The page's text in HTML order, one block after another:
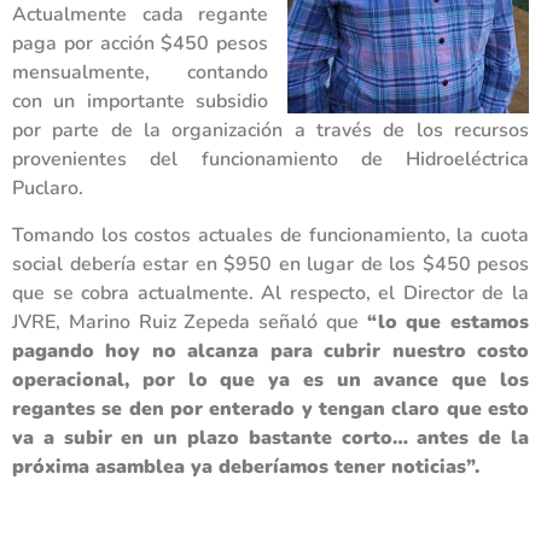
Actualmente cada regante
paga por acción $450 pesos
mensualmente, contando
con un importante subsidio
por parte de la organización a través de los recursos
provenientes del funcionamiento de Hidroeléctrica
Puclaro.
Tomando los costos actuales de funcionamiento, la cuota
social debería estar en $950 en lugar de los $450 pesos
que se cobra actualmente. Al respecto, el Director de la
JVRE, Marino Ruiz Zepeda señaló que “lo que estamos
pagando hoy no alcanza para cubrir nuestro costo
operacional, por lo que ya es un avance que los
regantes se den por enterado y tengan claro que esto
va a subir en un plazo bastante corto… antes de la
próxima asamblea ya deberíamos tener noticias”.